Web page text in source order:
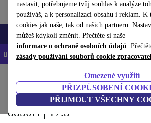
nastavit, potřebujeme tvůj souhlas k analýze
používáš, a k personalizaci obsahu i reklam. K
cookies jak naše, tak od našich partnerů.
můžeš kdykoli změnit. Přečtěte si naše
informace o ochraně osobních údajů.
zásady používání souborů cookie
Omezené využití
PŘIZPŮSOBENÍ
PŘIJMOUT VŠECHNY
Mobily a smartphony Notebooky Tablety
📱 -5 % NAVÍC na všechny iPhony – kód:
Notebooky Notebooky Dell
Dell Precision 7730 | i7-
8850H | 17.3"